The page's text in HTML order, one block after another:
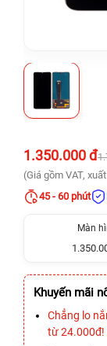
1.350.000 đ
(Giá gồm VAT,
45 - 60 phút
Màn
Khuyến mãi
Chẳng lo
từ 24.000đ!